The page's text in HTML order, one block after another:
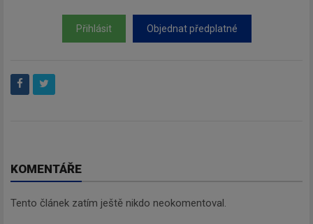
Přihlásit Objednat předplatné
KOMENTÁŘE
Tento článek zatím ještě nikdo neokomentoval.